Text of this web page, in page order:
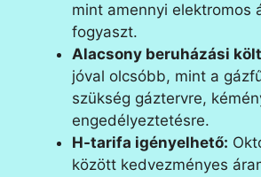
mint amennyi elektromos
fogyaszt.
Alacsony beruházási
jóval olcsóbb, mint a
szükség gáztervre,
engedélyeztetésre.
H-tarifa igényelhető:
között kedvezményes